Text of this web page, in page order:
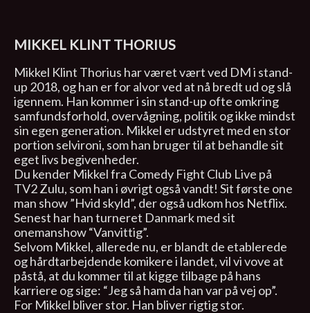
MIKKEL KLINT THORIUS
Mikkel Klint Thorius har været vært ved DM i stand-
up 2018, og han er for alvor ved at nå bredt ud og slå
igennem. Han kommer i sin stand-up ofte omkring
samfundsforhold, overvågning, politik og ikke mindst
sin egen generation. Mikkel er udstyret med en stor
portion selvironi, som han bruger til at behandle sit
eget livs begivenheder.
Du kender Mikkel fra Comedy Fight Club Live på
TV2 Zulu, som han i øvrigt også vandt! Sit første one
man show ”Hvid skyld”, der også udkom hos Netflix.
Senest har han turneret Danmark med sit
onemanshow “Vanvittig”.
Selvom Mikkel, allerede nu, er blandt de etablerede
og hårdtarbejdende komikere i landet, vil vi vove at
påstå, at du kommer til at kigge tilbage på hans
karriere og sige: “Jeg så ham da han var på vej op”.
For Mikkel bliver stor. Han bliver rigtig stor.